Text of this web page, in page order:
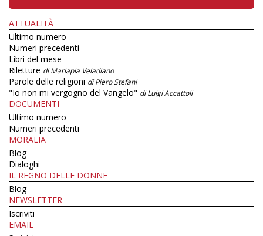
ATTUALITÀ
Ultimo numero
Numeri precedenti
Libri del mese
Riletture di Mariapia Veladiano
Parole delle religioni di Piero Stefani
"Io non mi vergogno del Vangelo" di Luigi Accattoli
DOCUMENTI
Ultimo numero
Numeri precedenti
MORALIA
Blog
Dialoghi
IL REGNO DELLE DONNE
Blog
NEWSLETTER
Iscriviti
EMAIL